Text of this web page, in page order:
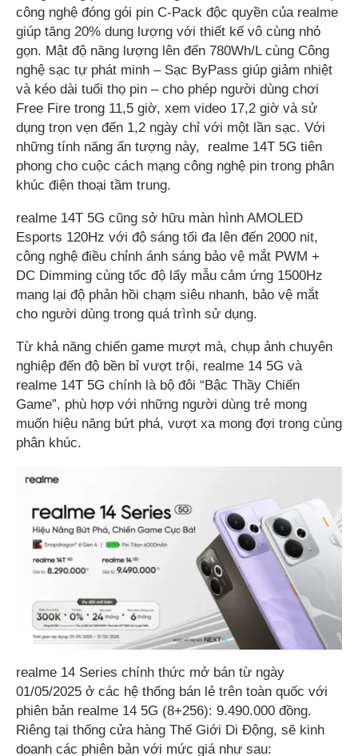
công nghệ đóng gói pin C-Pack độc quyền của realme
giúp tăng 20% dung lượng với thiết kế vô cùng nhỏ
gọn. Mật độ năng lượng lên đến 780Wh/L cùng Công
nghệ sạc tự phát minh – Sạc ByPass giúp giảm nhiệt
và kéo dài tuổi thọ pin – cho phép người dùng chơi
Free Fire trong 11,5 giờ, xem video 17,2 giờ và sử
dụng trọn vẹn đến 1,2 ngày chỉ với một lần sạc. Với
những tính năng ấn tượng này, realme 14T 5G tiên
phong cho cuộc cách mạng công nghệ pin trong phân
khúc điện thoại tầm trung.
realme 14T 5G cũng sở hữu màn hình AMOLED
Esports 120Hz với độ sáng tối đa lên đến 2000 nit,
công nghệ điều chỉnh ánh sáng bảo vệ mắt PWM +
DC Dimming cùng tốc độ lấy mẫu cảm ứng 1500Hz
mang lại độ phản hồi chạm siêu nhanh, bảo vệ mắt
cho người dùng trong quá trình sử dụng.
Từ khả năng chiến game mượt mà, chụp ảnh chuyên
nghiệp đến độ bền bỉ vượt trội, realme 14 5G và
realme 14T 5G chính là bộ đôi “Bậc Thầy Chiến
Game”, phù hợp với những người dùng trẻ mong
muốn hiệu năng bứt phá, vượt xa mong đợi trong cùng
phân khúc.
realme 14 Series chính thức mở bán từ ngày
01/05/2025 ở các hệ thống bán lẻ trên toàn quốc với
phiên bản realme 14 5G (8+256): 9.490.000 đồng.
Riêng tại thống cửa hàng Thế Giới Di Động, sẽ kinh
doanh các phiên bản với mức giá như sau: